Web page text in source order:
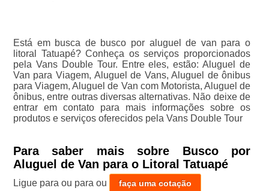
Está em busca de busco por aluguel de van para o
litoral Tatuapé? Conheça os serviços proporcionados
pela Vans Double Tour. Entre eles, estão: Aluguel de
Van para Viagem, Aluguel de Vans, Aluguel de ônibus
para Viagem, Aluguel de Van com Motorista, Aluguel de
ônibus, entre outras diversas alternativas. Não deixe de
entrar em contato para mais informações sobre os
produtos e serviços oferecidos pela Vans Double Tour
Para saber mais sobre Busco por
Aluguel de Van para o Litoral Tatuapé
Ligue para ou para ou faça uma cotação